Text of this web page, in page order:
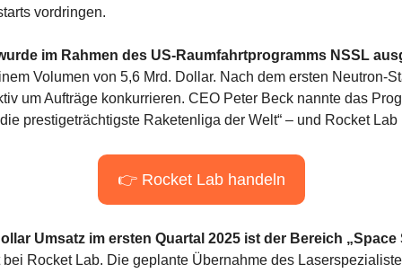
vordringen.
im Rahmen des US-Raumfahrtprogramms NSSL
Volumen von 5,6 Mrd. Dollar. Nach dem ersten Neutron-
um Aufträge konkurrieren. CEO Peter Beck nannte das
prestigeträchtigste Raketenliga der Welt“ – und Rocket Lab
👉 Rocket Lab handeln
Umsatz im ersten Quartal 2025 ist der Bereich
Rocket Lab. Die geplante Übernahme des